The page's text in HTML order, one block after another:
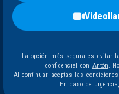
La opción más segura es evitar
confidencial con Antón.
Al continuar aceptas las
En caso de